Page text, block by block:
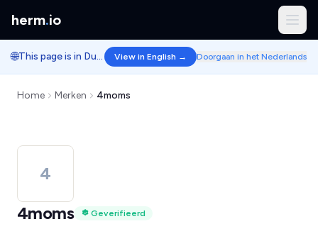
herm.io
🌐 This page is in Dutch. View in English → Doorgaan in het Nederlands
Home Merken 4moms
4
4moms
Geverifieerd